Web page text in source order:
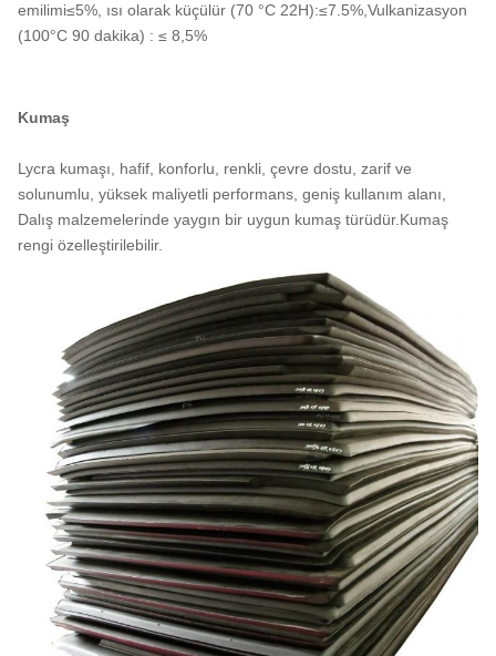
emilimi≤5%, ısı olarak küçülür (70 °C 22H):≤7.5%,Vulkanizasyon
(100°C 90 dakika) : ≤ 8,5%
Kumaş
Lycra kumaşı, hafif, konforlu, renkli, çevre dostu, zarif ve
solunumlu, yüksek maliyetli performans, geniş kullanım alanı,
Dalış malzemelerinde yaygın bir uygun kumaş türüdür.Kumaş
rengi özelleştirilebilir.